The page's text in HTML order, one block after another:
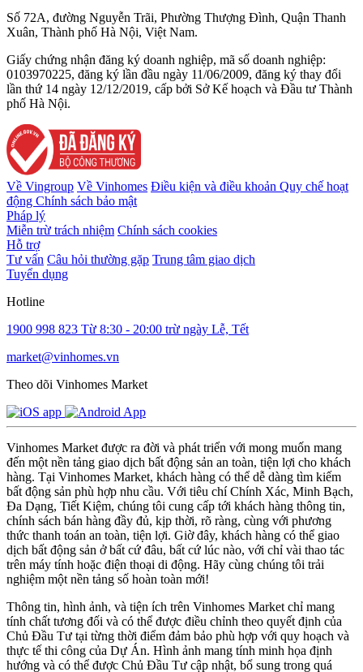
Số 72A, đường Nguyễn Trãi, Phường Thượng Đình, Quận Thanh
Xuân, Thành phố Hà Nội, Việt Nam.
Giấy chứng nhận đăng ký doanh nghiệp, mã số doanh nghiệp:
0103970225, đăng ký lần đầu ngày 11/06/2009, đăng ký thay đổi
lần thứ 14 ngày 12/12/2019, cấp bởi Sở Kế hoạch và Đầu tư Thành
phố Hà Nội.
Về Vingroup Về Vinhomes Điều kiện và điều khoản Quy chế hoạt
động Chính sách bảo mật
Pháp lý
Miễn trừ trách nhiệm Chính sách cookies
Hỗ trợ
Tư vấn Câu hỏi thường gặp Trung tâm giao dịch
Tuyển dụng
Hotline
1900 998 823 Từ 8:30 - 20:00 trừ ngày Lễ, Tết
market@vinhomes.vn
Theo dõi Vinhomes Market
Vinhomes Market được ra đời và phát triển với mong muốn mang
đến một nền tảng giao dịch bất động sản an toàn, tiện lợi cho khách
hàng. Tại Vinhomes Market, khách hàng có thể dễ dàng tìm kiếm
bất động sản phù hợp nhu cầu. Với tiêu chí Chính Xác, Minh Bạch,
Đa Dạng, Tiết Kiệm, chúng tôi cung cấp tới khách hàng thông tin,
chính sách bán hàng đầy đủ, kịp thời, rõ ràng, cùng với phương
thức thanh toán an toàn, tiện lợi. Giờ đây, khách hàng có thể giao
dịch bất động sản ở bất cứ đâu, bất cứ lúc nào, với chỉ vài thao tác
trên máy tính hoặc điện thoại di động. Hãy cùng chúng tôi trải
nghiệm một nền tảng số hoàn toàn mới!
Thông tin, hình ảnh, và tiện ích trên Vinhomes Market chỉ mang
tính chất tương đối và có thể được điều chỉnh theo quyết định của
Chủ Đầu Tư tại từng thời điểm đảm bảo phù hợp với quy hoạch và
thực tế thi công của Dự Án. Hình ảnh mang tính minh họa định
hướng và có thể được Chủ Đầu Tư cập nhật, bổ sung trong quá